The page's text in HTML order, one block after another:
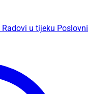
Radovi u tijeku Poslovni